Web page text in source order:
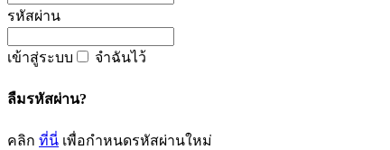
รหัสผ่าน
เข้าสู่ระบบ จำฉันไว้
ลืมรหัสผ่าน?
คลิก ที่นี่ เพื่อกำหนดรหัสผ่านใหม่